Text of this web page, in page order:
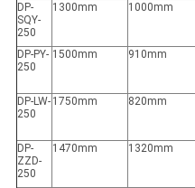
DP-
SQY-
250
1300mm 1000mm
DP-PY-
250
1500mm 910mm
DP-LW-
250
1750mm 820mm
DP-
ZZD-
250
1470mm 1320mm